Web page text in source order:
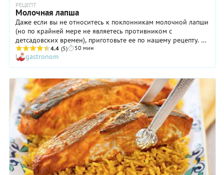
РЕЦЕПТ
Молочная лапша
Даже если вы не относитесь к поклонникам молочной лапши
(но по крайней мере не являетесь противником с
детсадовских времен), приготовьте ее по нашему рецепту. Вы
удивитесь, насколько это первое блюдо может быть нежным
и вкусным! В чем секрет рецепта? Прежде всего, в том, что
наша лапша самодельная. Кроме того, ее необходимо
предварительно прокипятить в воде и лишь затем класть в
суп. Ну и, наконец, очень важно, чтобы основа молочной
лапши, то есть, молоко, было натуральным и вкусным! Иначе
все ваши старания будут бесполезны.
4.4 (5) 50 мин
gastronom